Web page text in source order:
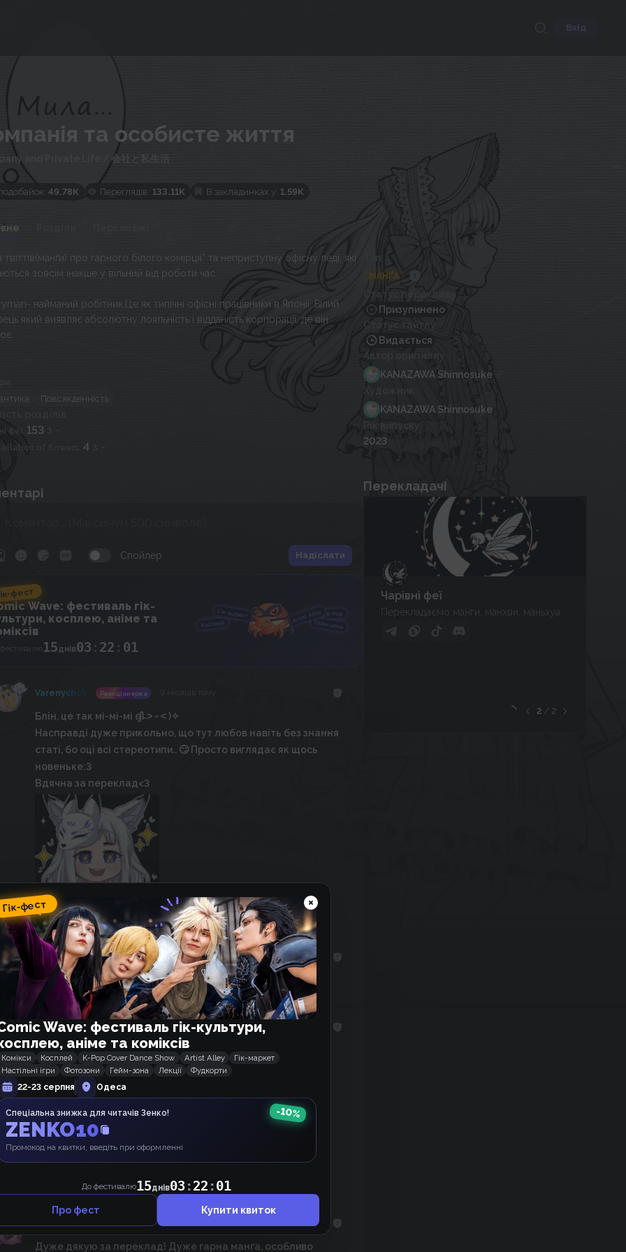
Вхід
та особисте життя
and Private Life 会社と私生活
49.78K Переглядів: 133.11K В закладинках у: 1.59K
твіттів(манґи) про гарного білого комірця* та неприступну офісну леді, які
зовсім інакше у вільний від роботи час.
найманий робітник.Це як типічні офісні працівники в Японії. Білий
який виявляє абсолютну лояльність і відданість корпорації, де він
Повсякденність
феї 153
of flowers 4
Спойлер Надіслати
фест
Wave: фестиваль гік-
косплею, аніме та
15днів03 : 22 : 00
Varenychok Реакціонерка 9 місяців тому
Блін, це так мі-мі-мі ദ്ദി˶˃ ᵕ ˂ )✧
Насправді дуже прикольно, що тут любов навіть без знання
статі, бо оці всі стереотипи.. 🙄 Просто виглядає як щось
новеньке:3
Вдячна за переклад<3
Відповісти 5
Бейтім Подякунка 9 місяців тому
Дякую за переклад!!❤️💐
Відповісти
Кіора Подякунка 10 місяців тому
Тільки в мене крашиться обкладинка на сайті? Усі інші
нормально відображаються..
Відповісти
Lilac ☆彡
Дуже дякую за переклад! Дуже гарна манґа, особливо
Тип
МАНҐА
Статус перекладу
Призупинено
Статус тайтлу
Видається
Автор оригіналу
KANAZAWA Shinnosuke
Художник
KANAZAWA Shinnosuke
Рік випуску
2023
Перекладачі
Чарівні феї
Перекладаємо манги, манхви, маньхуа
2 / 2
Гік-фест
Wave: фестиваль гік-культури,
аніме та коміксів
Комікси Косплей K-Pop Cover Dance Show Artist Alley
Гік-маркет
Настільні ігри
Фотозони Гейм-зона Лекції
Фудкорти
22-23 серпня
Одеса
Спеціальна знижка для читачів Зенко!
ZENKO10
Промокод на квитки, введіть при оформленні
-10%
До фестивалю15днів03:22 :00
Про фест Купити квиток